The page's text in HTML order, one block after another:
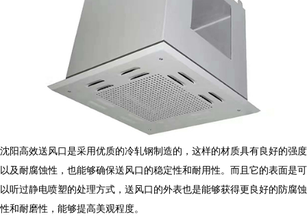
沈阳高效送风口是采用优质的冷轧钢制造的，这样的材质具有良好的强度
以及耐腐蚀性，也能够确保送风口的稳定性和耐用性。而且它的表面是可
以听过静电喷塑的处理方式，送风口的外表也是能够获得更良好的防腐蚀
性和耐磨性，能够提高美观程度。